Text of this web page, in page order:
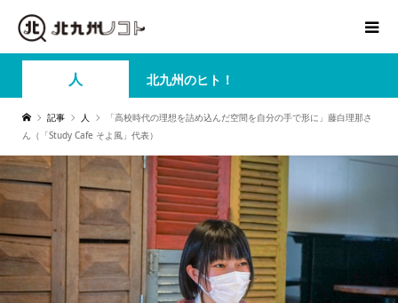
人 北九州のヒト！
記事 人
「高校時代の理想を詰め込んだ空間を自分の手で形に」藤白理那さ
ん（「Study Cafe そよ風」代表）